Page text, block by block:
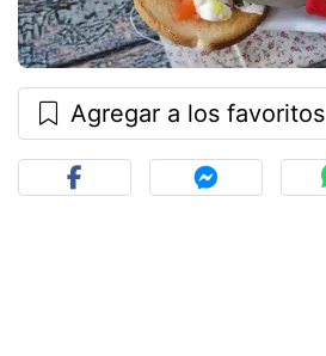
Agregar a los favoritos